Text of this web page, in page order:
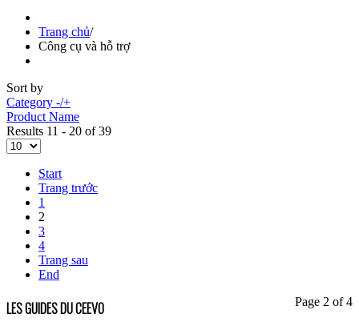
Trang chủ/
Công cụ và hỗ trợ
Sort by
Category -/+
Product Name
Results 11 - 20 of 39
Start
Trang trước
1
2
3
4
Trang sau
End
Page 2 of 4
LES GUIDES DU CEEVO